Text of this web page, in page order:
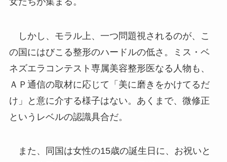
しかし、モラル上、一つ問題視されるのが、こ
の国にはびこる整形のハードルの低さ。ミス・ベ
ネズエラコンテスト専属美容整形医なる人物も、
ＡＰ通信の取材に応じて「美に磨きをかけてるだ
け」と意に介する様子はない。あくまで、微修正
というレベルの認識具合だ。
また、同国は女性の15歳の誕生日に、お祝いと